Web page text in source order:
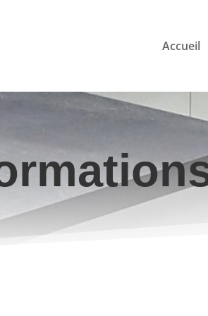
Accueil